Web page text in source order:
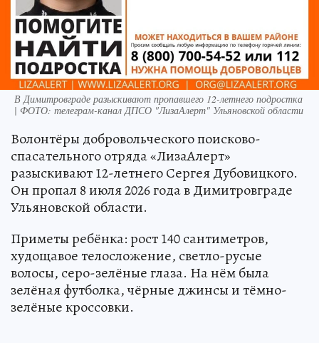
В Димитровграде разыскивают пропавшего 12-летнего подростка
| ФОТО: телеграм-канал ДПСО "ЛизаАлерт" Ульяновской области
Волонтёры добровольческого поисково-
спасательного отряда «ЛизаАлерт»
разыскивают 12-летнего Сергея Дубовицкого.
Он пропал 8 июля 2026 года в Димитровграде
Ульяновской области.
Приметы ребёнка: рост 140 сантиметров,
худощавое телосложение, светло-русые
волосы, серо-зелёные глаза. На нём была
зелёная футболка, чёрные джинсы и тёмно-
зелёные кроссовки.